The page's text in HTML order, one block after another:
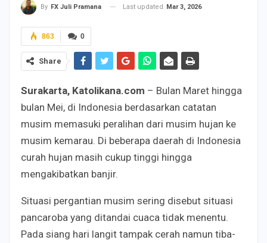
By FX Juli Pramana Last updated Mar 3, 2026
0
863
Share
Surakarta, Katolikana.com – Bulan Maret hingga
bulan Mei, di Indonesia berdasarkan catatan
musim memasuki peralihan dari musim hujan ke
musim kemarau. Di beberapa daerah di Indonesia
curah hujan masih cukup tinggi hingga
mengakibatkan banjir.
Situasi pergantian musim sering disebut situasi
pancaroba yang ditandai cuaca tidak menentu.
Pada siang hari langit tampak cerah namun tiba-